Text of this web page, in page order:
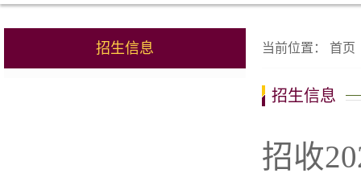
招生信息 当前位置： 首页
招生信息
招收